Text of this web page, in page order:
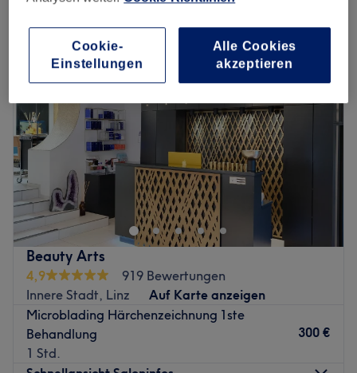
Ein Salon, der anbietet: microblading in Innere Stadt, Linz
Beauty Arts
4,9
919 Bewertungen
Innere Stadt, Linz
Auf Karte anzeigen
Microblading Härchenzeichnung 1ste
Behandlung
1 Std.
300 €
Alle Cookies
akzeptieren
Cookie-
Einstellungen